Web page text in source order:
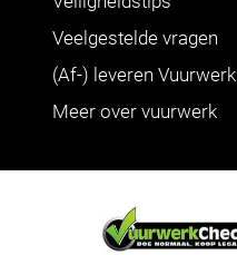
Veelgestelde vragen
(Af-) leveren Vuurwerk
Meer over vuurwerk